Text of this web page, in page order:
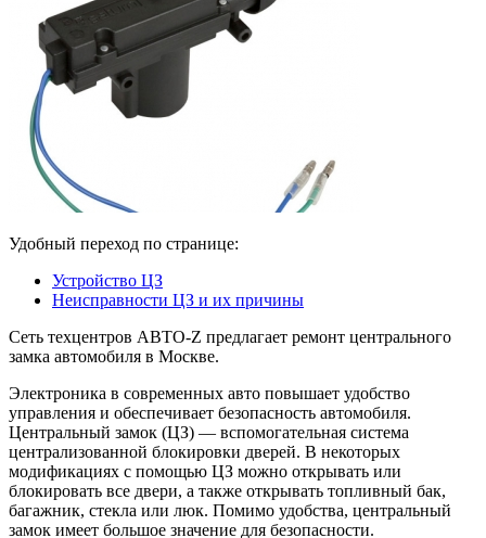
Удобный переход по странице:
Устройство ЦЗ
Неисправности ЦЗ и их причины
Сеть техцентров АВТО-Z предлагает ремонт центрального
замка автомобиля в Москве.
Электроника в современных авто повышает удобство
управления и обеспечивает безопасность автомобиля.
Центральный замок (ЦЗ) — вспомогательная система
централизованной блокировки дверей. В некоторых
модификациях с помощью ЦЗ можно открывать или
блокировать все двери, а также открывать топливный бак,
багажник, стекла или люк. Помимо удобства, центральный
замок имеет большое значение для безопасности.